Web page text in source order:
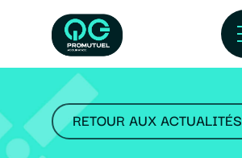
content
RETOUR AUX ACTUALITÉS